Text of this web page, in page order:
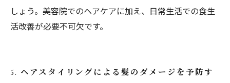
しょう。美容院でのヘアケアに加え、日常生活での食生
活改善が必要不可欠です。
5. ヘアスタイリングによる髪のダメージを予防す